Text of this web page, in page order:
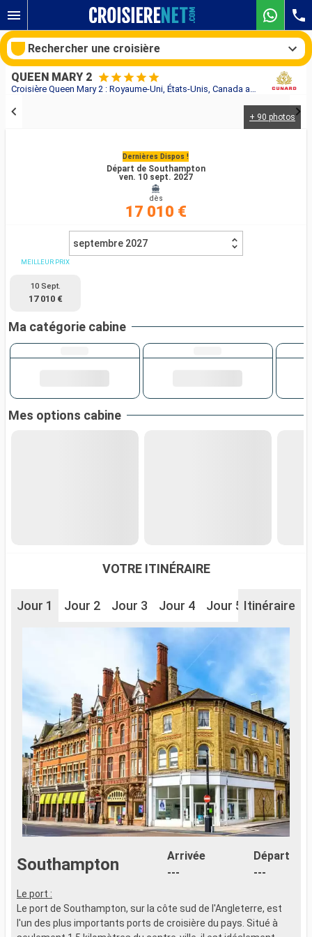
Croisière Queen Mary 2 : Royaume-Uni, États-Unis, Canada au départ de Southampton
QUEEN MARY 2
+ 90 photos
Dernières Dispos !
Départ de Southampton
ven. 10 sept. 2027
dès
17 010 €
septembre 2027
MEILLEUR PRIX
10 Sept.
17 010 €
Ma catégorie cabine
Mes options cabine
VOTRE ITINÉRAIRE
Jour 1 Jour 2 Jour 3 Jour 4 Jour 5 Jour 6
Itinéraire
Southampton
Arrivée
---
Départ
---
Le port :
Le port de Southampton, sur la côte sud de l'Angleterre, est
l'un des plus importants ports de croisière du pays. Situé à
Rechercher une croisière